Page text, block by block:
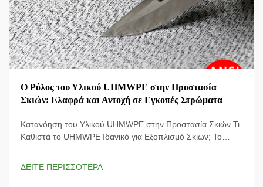
Ο Ρόλος του Υλικού UHMWPE στην Προστασία
Σκιών: Ελαφρά και Αντοχή σε Εγκοπές Στρώματα
Κατανόηση του Υλικού UHMWPE στην Προστασία Σκιών Τι
Καθιστά το UHMWPE Ιδανικό για Εξοπλισμό Σκιών; Το
ΔΕΙΤΕ ΠΕΡΙΣΣΟΤΕΡΑ